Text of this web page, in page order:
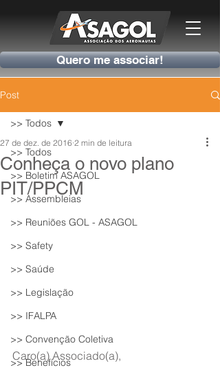
Quero me associar!
Post
>> Todos
>> Boletim ASAGOL
>> Assembleias
>> Reuniões GOL - ASAGOL
>> Safety
>> Saúde
>> Legislação
>> IFALPA
>> Convenção Coletiva
>> Benefícios
>> Todos
Conheça o novo plano
PIT/PPCM
27 de dez. de 2016 2 min de leitura
Caro(a) Associado(a),